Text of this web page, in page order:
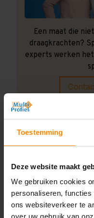
Toestemming
Deze website maakt
We gebruiken cookies
personaliseren,
ons websiteverkeer te
over uw gebruik van
Een maat die
draagkrachten?
experts werken